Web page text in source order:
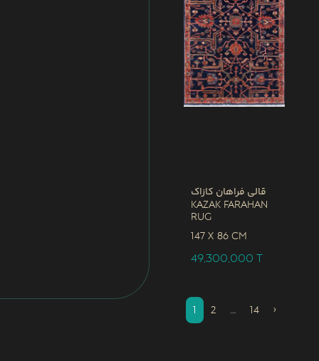
قالی فراهان کازاک
Kazak Farahan
Rug
147 x 86 CM
49,300,000T
1 2 … 14 ›